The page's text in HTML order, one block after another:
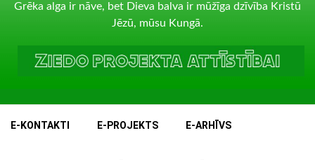
Grēka alga ir nāve, bet Dieva balva ir mūžīga dzīvība Kristū
Jēzū, mūsu Kungā.
E-KONTAKTI E-PROJEKTS E-ARHĪVS